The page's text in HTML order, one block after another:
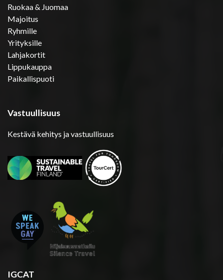
Ruokaa & Juomaa
Majoitus
Ryhmille
Yrityksille
Lahjakortit
Lippukauppa
Paikallispuoti
Vastuullisuus
Kestävä kehitys ja vastuullisuus
IGCAT